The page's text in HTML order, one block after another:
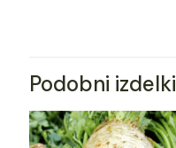
Podobni izdelki